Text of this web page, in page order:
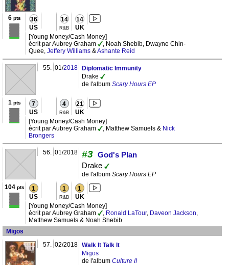
6pts 36
US
14
R&B
14
UK
[Young Money/Cash Money]
écrit par Aubrey Graham
, Noah Shebib, Dwayne Chin-
Quee, Jeffery Williams & Ashante Reid
55. 01/2018 Diplomatic Immunity
Drake
de l'album Scary Hours EP
1 pts 7
US
4
R&B
21
UK
[Young Money/Cash Money]
écrit par Aubrey Graham
, Matthew Samuels & Nick
Brongers
56. 01/2018 #3 God's Plan
Drake
de l'album Scary Hours EP
104pts 1
US
1
R&B
1
UK
[Young Money/Cash Money]
écrit par Aubrey Graham
Ronald LaTour, Daveon Jackson
Matthew Samuels & Noah Shebib
Migos
57.
02/2018 Walk It Talk It
Migos
de l'album Culture II